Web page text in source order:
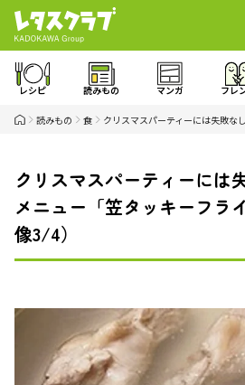
レシピ 読みもの マンガ フレ
読みもの 食 クリスマスパーティーには失敗な
クリスマスパーティーには
メニュー「笠タッキーフラ
像3/4）